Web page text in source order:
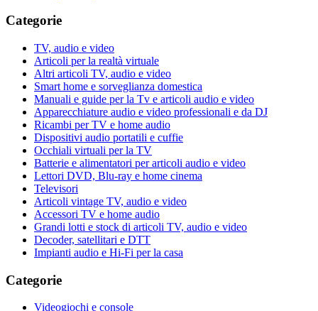
Categorie
TV, audio e video
Articoli per la realtà virtuale
Altri articoli TV, audio e video
Smart home e sorveglianza domestica
Manuali e guide per la Tv e articoli audio e video
Apparecchiature audio e video professionali e da DJ
Ricambi per TV e home audio
Dispositivi audio portatili e cuffie
Occhiali virtuali per la TV
Batterie e alimentatori per articoli audio e video
Lettori DVD, Blu-ray e home cinema
Televisori
Articoli vintage TV, audio e video
Accessori TV e home audio
Grandi lotti e stock di articoli TV, audio e video
Decoder, satellitari e DTT
Impianti audio e Hi-Fi per la casa
Categorie
Videogiochi e console